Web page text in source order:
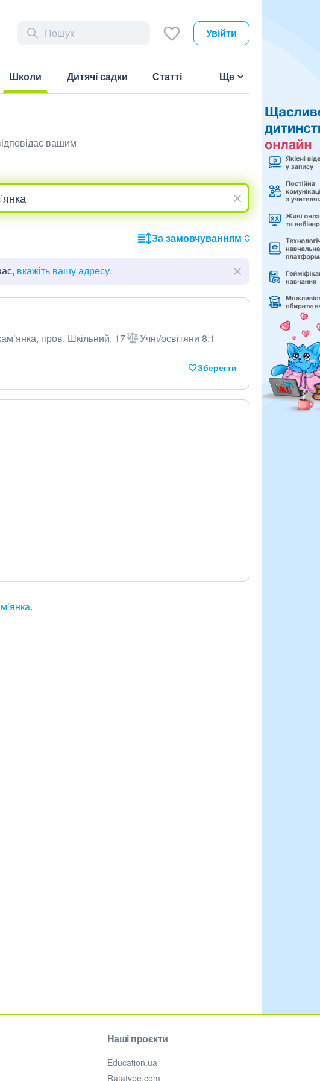
Увійти
Школи
Дитячі садки Статті Ще
вашим
За замовчуванням
вкажіть вашу адресу.
пров. Шкільний, 17 Учні/освітяни 8:1
Зберегти
.
Наші проєкти
Education.ua
Ratatype.com